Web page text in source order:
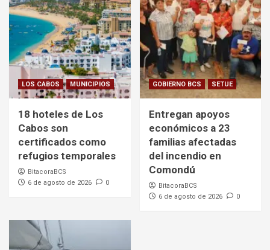
LOS CABOS MUNICIPIOS
18 hoteles de Los
Cabos son
certificados como
refugios temporales
BitacoraBCS
6 de agosto de 2026
0
GOBIERNO BCS SETUE
Entregan apoyos
económicos a 23
familias afectadas
del incendio en
Comondú
BitacoraBCS
6 de agosto de 2026
0